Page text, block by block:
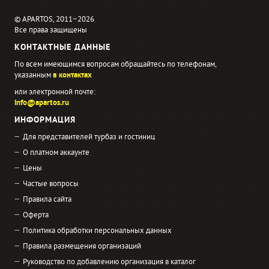
© APARTOS, 2011−2026
Все права защищены
КОНТАКТНЫЕ ДАННЫЕ
По всем имеющимся вопросам обращайтесь по телефонам,
указаннымв контактах
или электронной почте:
info@apartos.ru
ИНФОРМАЦИЯ
Для представителей турбаз и гостиниц
О платном аккаунте
Цены
Частые вопросы
Правила сайта
Оферта
Политика обработки персональных данных
Правила размещения организаций
Руководство по добавлению организация в каталог